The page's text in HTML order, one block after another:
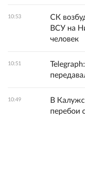
10:53
СК
ВСУ на
человек
10:51
10:49
В
перебои